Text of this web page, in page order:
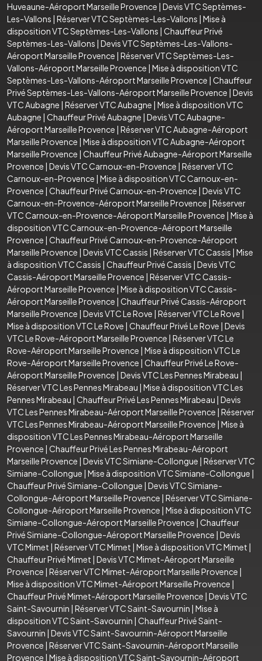
Huveaune-Aéroport Marseille Provence | Devis VTC Septèmes-
Les-Vallons | Réserver VTC Septèmes-Les-Vallons | Mise à
disposition VTC Septèmes-Les-Vallons | Chauffeur Privé
Septèmes-Les-Vallons | Devis VTC Septèmes-Les-Vallons-
Aéroport Marseille Provence | Réserver VTC Septèmes-Les-
Vallons-Aéroport Marseille Provence | Mise à disposition VTC
Septèmes-Les-Vallons-Aéroport Marseille Provence | Chauffeur
Privé Septèmes-Les-Vallons-Aéroport Marseille Provence | Devis
VTC Aubagne | Réserver VTC Aubagne | Mise à disposition VTC
Aubagne | Chauffeur Privé Aubagne | Devis VTC Aubagne-
Aéroport Marseille Provence | Réserver VTC Aubagne-Aéroport
Marseille Provence | Mise à disposition VTC Aubagne-Aéroport
Marseille Provence | Chauffeur Privé Aubagne-Aéroport Marseille
Provence | Devis VTC Carnoux-en-Provence | Réserver VTC
Carnoux-en-Provence | Mise à disposition VTC Carnoux-en-
Provence | Chauffeur Privé Carnoux-en-Provence | Devis VTC
Carnoux-en-Provence-Aéroport Marseille Provence | Réserver
VTC Carnoux-en-Provence-Aéroport Marseille Provence | Mise à
disposition VTC Carnoux-en-Provence-Aéroport Marseille
Provence | Chauffeur Privé Carnoux-en-Provence-Aéroport
Marseille Provence | Devis VTC Cassis | Réserver VTC Cassis | Mise
à disposition VTC Cassis | Chauffeur Privé Cassis | Devis VTC
Cassis-Aéroport Marseille Provence | Réserver VTC Cassis-
Aéroport Marseille Provence | Mise à disposition VTC Cassis-
Aéroport Marseille Provence | Chauffeur Privé Cassis-Aéroport
Marseille Provence | Devis VTC Le Rove | Réserver VTC Le Rove |
Mise à disposition VTC Le Rove | Chauffeur Privé Le Rove | Devis
VTC Le Rove-Aéroport Marseille Provence | Réserver VTC Le
Rove-Aéroport Marseille Provence | Mise à disposition VTC Le
Rove-Aéroport Marseille Provence | Chauffeur Privé Le Rove-
Aéroport Marseille Provence | Devis VTC Les Pennes Mirabeau |
Réserver VTC Les Pennes Mirabeau | Mise à disposition VTC Les
Pennes Mirabeau | Chauffeur Privé Les Pennes Mirabeau | Devis
VTC Les Pennes Mirabeau-Aéroport Marseille Provence | Réserver
VTC Les Pennes Mirabeau-Aéroport Marseille Provence | Mise à
disposition VTC Les Pennes Mirabeau-Aéroport Marseille
Provence | Chauffeur Privé Les Pennes Mirabeau-Aéroport
Marseille Provence | Devis VTC Simiane-Collongue | Réserver VTC
Simiane-Collongue | Mise à disposition VTC Simiane-Collongue |
Chauffeur Privé Simiane-Collongue | Devis VTC Simiane-
Collongue-Aéroport Marseille Provence | Réserver VTC Simiane-
Collongue-Aéroport Marseille Provence | Mise à disposition VTC
Simiane-Collongue-Aéroport Marseille Provence | Chauffeur
Privé Simiane-Collongue-Aéroport Marseille Provence | Devis
VTC Mimet | Réserver VTC Mimet | Mise à disposition VTC Mimet |
Chauffeur Privé Mimet | Devis VTC Mimet-Aéroport Marseille
Provence | Réserver VTC Mimet-Aéroport Marseille Provence |
Mise à disposition VTC Mimet-Aéroport Marseille Provence |
Chauffeur Privé Mimet-Aéroport Marseille Provence | Devis VTC
Saint-Savournin | Réserver VTC Saint-Savournin | Mise à
disposition VTC Saint-Savournin | Chauffeur Privé Saint-
Savournin | Devis VTC Saint-Savournin-Aéroport Marseille
Provence | Réserver VTC Saint-Savournin-Aéroport Marseille
Provence | Mise à disposition VTC Saint-Savournin-Aéroport